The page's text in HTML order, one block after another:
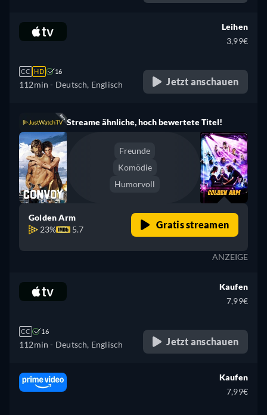
CC HD 16
112min - Deutsch, Englisch
Leihen
3,99€
Jetzt anschauen
Streame ähnliche, hoch bewertete Titel!
Freunde
Komödie
Humorvoll
Golden Arm
23%
5.7 Gratis streamen
ANZEIGE
CC 16
112min - Deutsch, Englisch
Kaufen
7,99€
Jetzt anschauen
Kaufen
7,99€